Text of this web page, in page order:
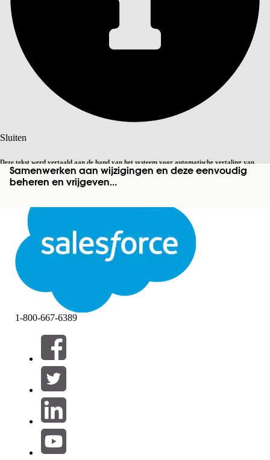
Sluiten
Deze tekst werd vertaald aan de hand van het systeem voor automatische vertaling van
Salesforce. U vindt hiermeer details. Overschakelen op Engels Niet nu
Sluiten Sluiten
Samenwerken aan wijzigingen en deze eenvoudig
beheren en vrijgeven...
Zoeken
Filters (0)
FILTERS SELECTEREN
Productgebied
1-800-667-6389